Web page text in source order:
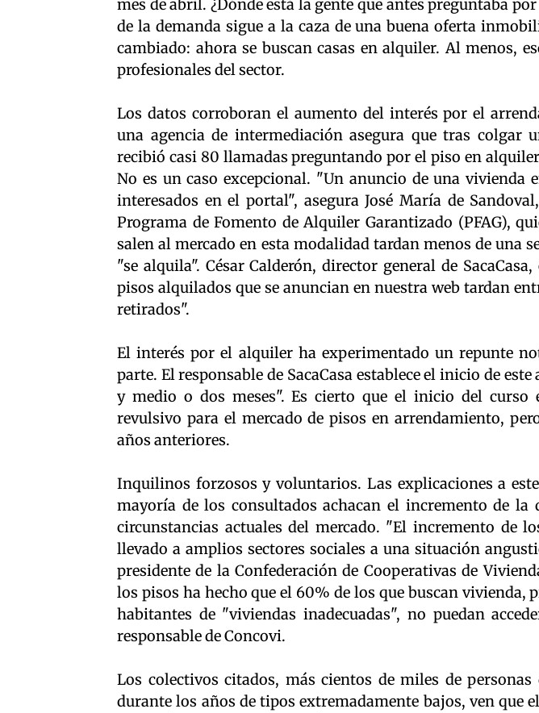
mes de abril. ¿Dónde está la gente que antes preguntaba
de la demanda sigue a la caza de una buena oferta
cambiado: ahora se buscan casas en alquiler. Al menos,
profesionales del sector.
Los datos corroboran el aumento del interés por el
una agencia de intermediación asegura que tras colgar
recibió casi 80 llamadas preguntando por el piso en
No es un caso excepcional. "Un anuncio de una vivienda
interesados en el portal", asegura José María de
Programa de Fomento de Alquiler Garantizado (PFAG),
salen al mercado en esta modalidad tardan menos de una
"se alquila". César Calderón, director general de
pisos alquilados que se anuncian en nuestra web tardan
retirados".
El interés por el alquiler ha experimentado un repunte
parte. El responsable de SacaCasa establece el inicio de
y medio o dos meses". Es cierto que el inicio del curso
revulsivo para el mercado de pisos en arrendamiento,
años anteriores.
Inquilinos forzosos y voluntarios. Las explicaciones a
mayoría de los consultados achacan el incremento de la
circunstancias actuales del mercado. "El incremento de
llevado a amplios sectores sociales a una situación
presidente de la Confederación de Cooperativas de
los pisos ha hecho que el 60% de los que buscan vivienda,
habitantes de "viviendas inadecuadas", no puedan
responsable de Concovi.
Los colectivos citados, más cientos de miles de
durante los años de tipos extremadamente bajos, ven que